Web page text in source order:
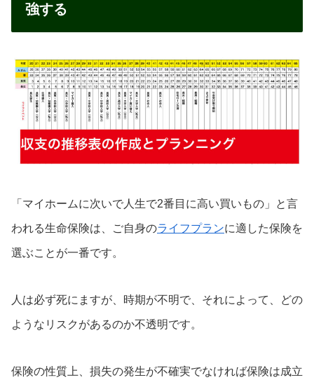
強する
「マイホームに次いで人生で2番目に高い買いもの」と言
われる生命保険は、ご自身のライフプランに適した保険を
選ぶことが一番です。
人は必ず死にますが、時期が不明で、それによって、どの
ようなリスクがあるのか不透明です。
保険の性質上、損失の発生が不確実でなければ保険は成立